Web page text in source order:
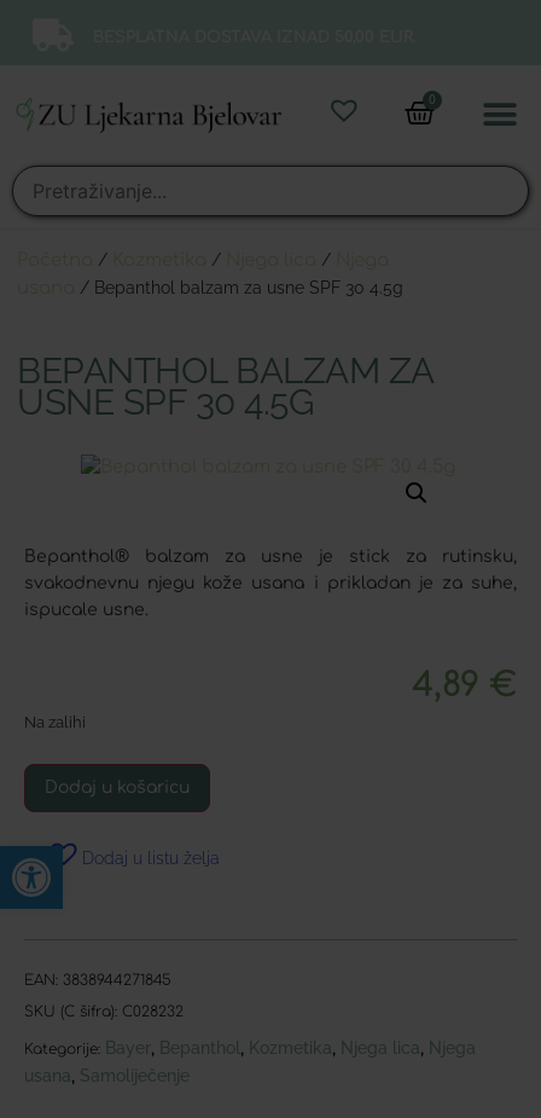
Open toolbar
0
/ / /
/ Bepanthol balzam za usne SPF 30 4.5g
BEPANTHOL BALZAM ZA
USNE SPF 30 4.5G
Bepanthol® balzam za usne je stick za rutinsku,
svakodnevnu njegu kože usana i prikladan je za suhe,
ispucale usne.
4,89 €
Na zalihi
Dodaj u košaricu
Dodaj u listu želja
EAN: 3838944271845
SKU (C šifra): C028232
Kategorije: Bayer Bepanthol Kozmetika Njega lica Njega
usana Samoliječenje